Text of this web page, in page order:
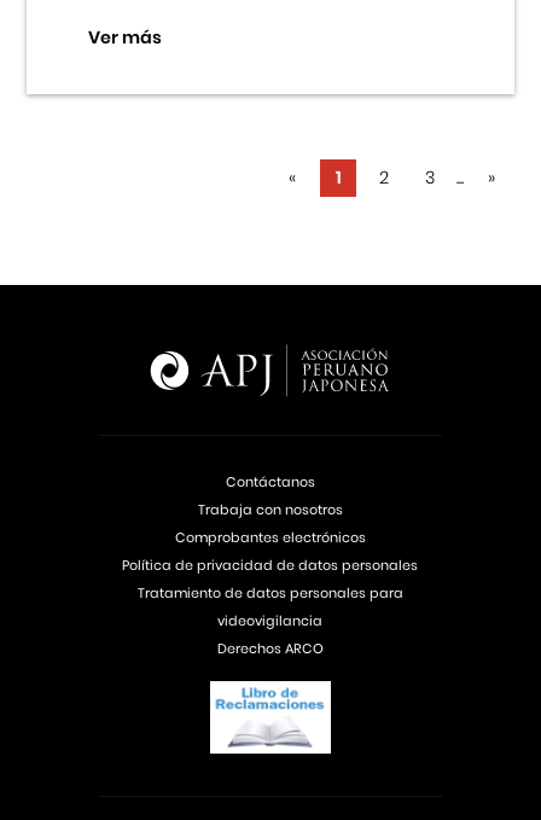
Ver más
« 1 2 3 ... »
Contáctanos
Trabaja con nosotros
Comprobantes electrónicos
Política de privacidad de datos personales
Tratamiento de datos personales para
videovigilancia
Derechos ARCO